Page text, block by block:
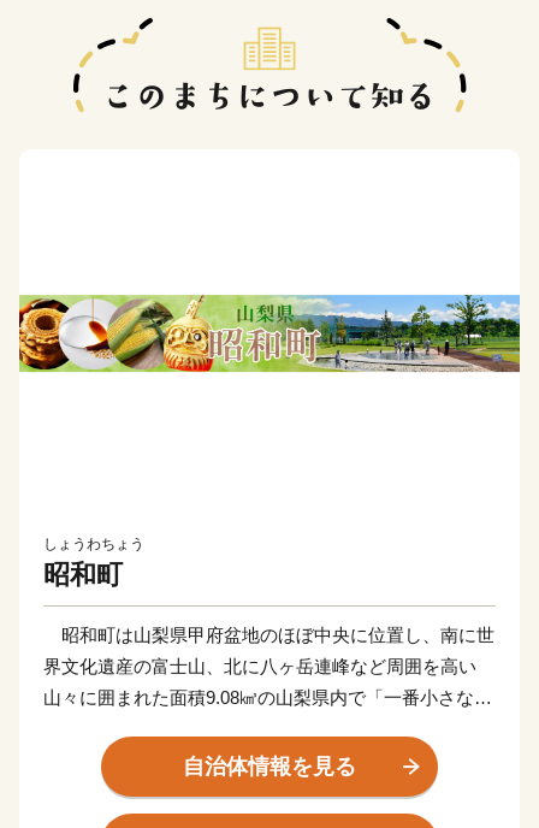
しょうわちょう
昭和町
昭和町は山梨県甲府盆地のほぼ中央に位置し、南に世
界文化遺産の富士山、北に八ヶ岳連峰など周囲を高い
山々に囲まれた面積9.08㎦の山梨県内で「一番小さな
あり、その平坦な地勢という地理的条件を活かし、衣食
住の充実したコンパクトな町を形成しています。
町内には、大型商業施設を中心に、多くの飲食業やサ
自治体情報を見る